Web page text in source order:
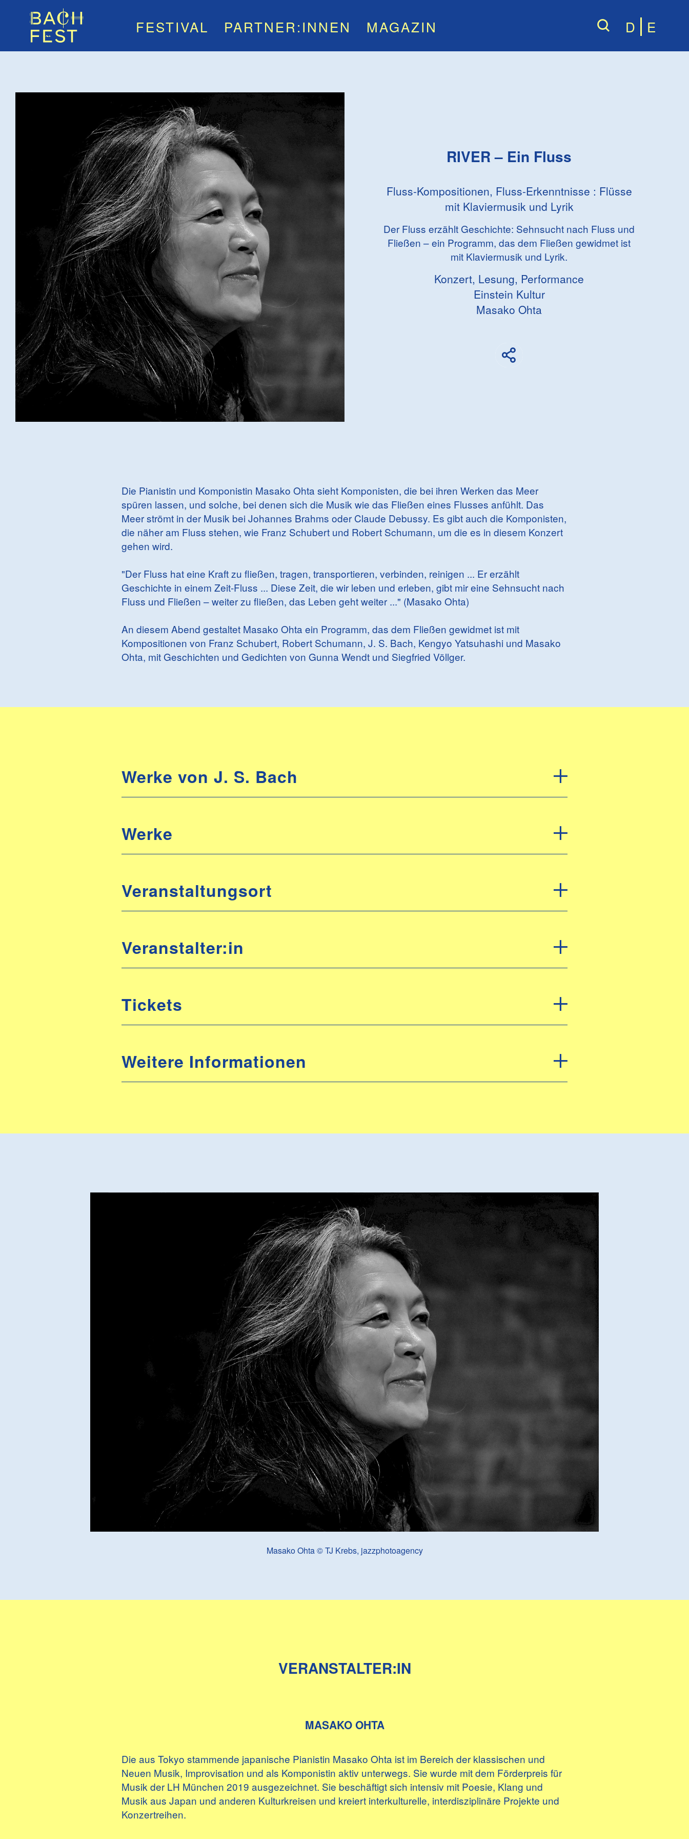
FESTIVAL PARTNER:INNEN MAGAZIN D E
RIVER – Ein Fluss
Fluss-Kompositionen, Fluss-Erkenntnisse : Flüsse
mit Klaviermusik und Lyrik
Der Fluss erzählt Geschichte: Sehnsucht nach Fluss und
Fließen – ein Programm, das dem Fließen gewidmet ist
mit Klaviermusik und Lyrik.
Konzert, Lesung, Performance
Einstein Kultur
Masako Ohta
Die Pianistin und Komponistin Masako Ohta sieht Komponisten, die bei ihren Werken das Meer
spüren lassen, und solche, bei denen sich die Musik wie das Fließen eines Flusses anfühlt. Das
Meer strömt in der Musik bei Johannes Brahms oder Claude Debussy. Es gibt auch die Komponisten,
die näher am Fluss stehen, wie Franz Schubert und Robert Schumann, um die es in diesem Konzert
gehen wird.
"Der Fluss hat eine Kraft zu fließen, tragen, transportieren, verbinden, reinigen ... Er erzählt
Geschichte in einem Zeit-Fluss ... Diese Zeit, die wir leben und erleben, gibt mir eine Sehnsucht nach
Fluss und Fließen – weiter zu fließen, das Leben geht weiter ..." (Masako Ohta)
An diesem Abend gestaltet Masako Ohta ein Programm, das dem Fließen gewidmet ist mit
Kompositionen von Franz Schubert, Robert Schumann, J. S. Bach, Kengyo Yatsuhashi und Masako
Ohta, mit Geschichten und Gedichten von Gunna Wendt und Siegfried Völlger.
Werke von J. S. Bach
Werke
Veranstaltungsort
Veranstalter:in
Tickets
Weitere Informationen
Masako Ohta © TJ Krebs, jazzphotoagency
VERANSTALTER:IN
MASAKO OHTA
Die aus Tokyo stammende japanische Pianistin Masako Ohta ist im Bereich der klassischen und
Neuen Musik, Improvisation und als Komponistin aktiv unterwegs. Sie wurde mit dem Förderpreis für
Musik der LH München 2019 ausgezeichnet. Sie beschäftigt sich intensiv mit Poesie, Klang und
Musik aus Japan und anderen Kulturkreisen und kreiert interkulturelle, interdisziplinäre Projekte und
Konzertreihen.